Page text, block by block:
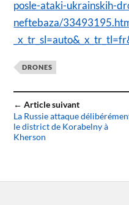
posle-ataki-ukrainskih-
neftebaza/
DRONES
← Article suivant
La Russie attaque
le district de Korabelny à
Kherson